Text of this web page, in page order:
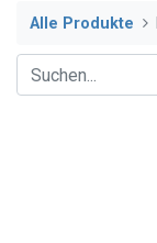
Alle Produkte